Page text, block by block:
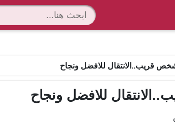
قريب..الانتقال للافضل ونجاح
للافضل ونجاح